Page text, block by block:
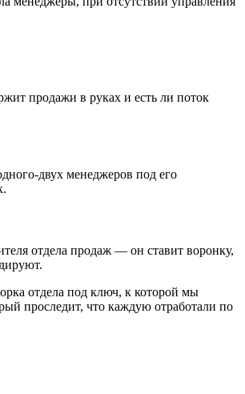
продажи в руках и есть ли поток
двух менеджеров под его
отдела продаж — он ставит воронку,
отдела под ключ, к которой мы
проследит, что каждую отработали по